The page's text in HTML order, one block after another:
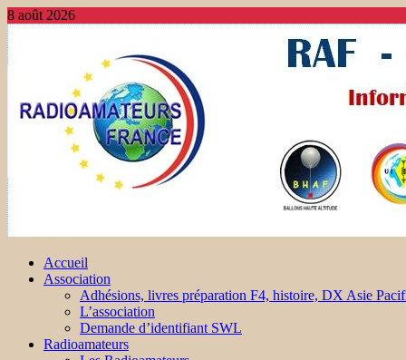
8 août 2026
Accueil
Association
Adhésions, livres préparation F4, histoire, DX Asie
L’association
Demande d’identifiant SWL
Radioamateurs